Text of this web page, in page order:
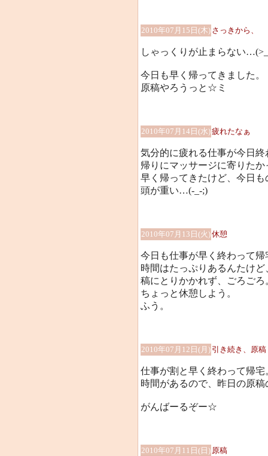
2010年07月15日(木) さっきから、
しゃっくりが止まらない
今日も早く帰ってきました。
原稿やろうっと☆ミ
2010年07月14日(水)疲れたなぁ
気分的に疲れる仕事が今日終
帰りにマッサージに寄りた
早く帰ってきたけど、今日
頭が重い…(-_-;)
2010年07月13日(火)休憩
今日も仕事が早く終わって帰
時間はたっぷりあるんたけ
稿にとりかかれず、ごろごろ
ちょっと休憩しよう。
ふう。
2010年07月12日(月) 引き続き、原稿
仕事が割と早く終わって帰宅
時間があるので、昨日の原
がんばーるぞー☆
2010年07月11日(日) 原稿